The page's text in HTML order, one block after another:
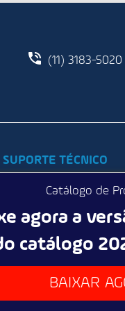
Catálogo de
agora a
catálogo
BAIXAR
(11) 3183-5020
SUPORTE TÉCNICO
Promotor Técnico
Assistência técnica
Troca e Devolução